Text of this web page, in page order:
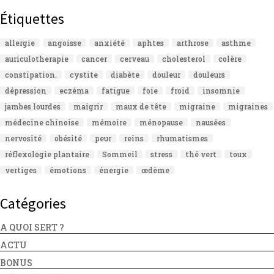
Étiquettes
allergie angoisse anxiété aphtes arthrose
asthme
auriculotherapie
cancer cerveau cholesterol
colère
constipation.
cystite diabète douleur
douleurs
dépression
eczéma fatigue foie froid
insomnie
jambes lourdes
maigrir maux de tête migraine
migraines
médecine chinoise
mémoire ménopause
nausées
nervosité
obésité peur reins
rhumatismes
réflexologie plantaire
Sommeil stress thé vert
toux
vertiges
émotions énergie œdème
Catégories
A QUOI SERT ?
ACTU
BONUS